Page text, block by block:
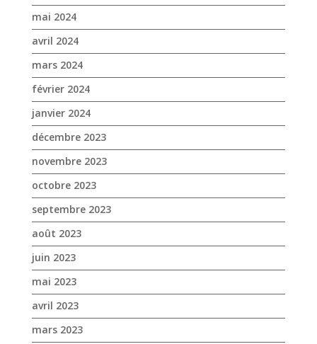
mai 2024
avril 2024
mars 2024
février 2024
janvier 2024
décembre 2023
novembre 2023
octobre 2023
septembre 2023
août 2023
juin 2023
mai 2023
avril 2023
mars 2023